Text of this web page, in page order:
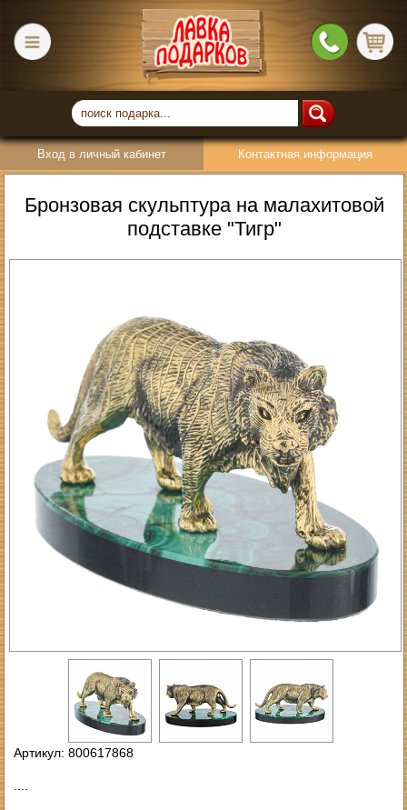
Вход в личный кабинет Контактная информация
Бронзовая скульптура на малахитовой
подставке "Тигр"
Артикул: 800617868